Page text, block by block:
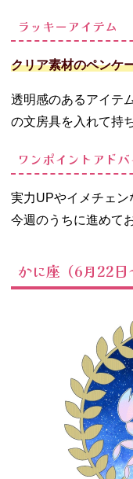
ラッキーアイテム
クリア素材のペンケ
透明感のあるアイテ
の文房具を入れて持
ワンポイントアドバ
実力UPやイメチェ
今週のうちに進めて
かに座（6月22日